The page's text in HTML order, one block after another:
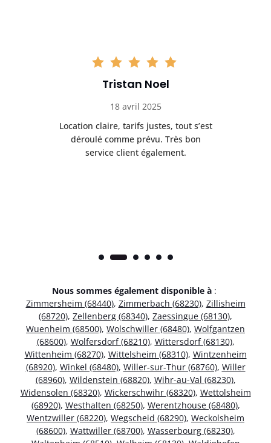
Tristan Noel
18 avril 2025
Location claire, tarifs justes, tout s’est
déroulé comme prévu. Très bon
service client également.
Nous sommes également disponible à :
Zimmersheim (68440), Zimmerbach (68230), Zillisheim
(68720), Zellenberg (68340), Zaessingue (68130),
Wuenheim (68500), Wolschwiller (68480), Wolfgantzen
(68600), Wolfersdorf (68210), Wittersdorf (68130),
Wittenheim (68270), Wittelsheim (68310), Wintzenheim
(68920), Winkel (68480), Willer-sur-Thur (68760), Willer
(68960), Wildenstein (68820), Wihr-au-Val (68230),
Widensolen (68320), Wickerschwihr (68320), Wettolsheim
(68920), Westhalten (68250), Werentzhouse (68480),
Wentzwiller (68220), Wegscheid (68290), Weckolsheim
(68600), Wattwiller (68700), Wasserbourg (68230),